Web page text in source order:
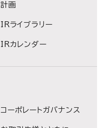
計画
IRライブラリー
IRカレンダー
コーポレートガバナンス